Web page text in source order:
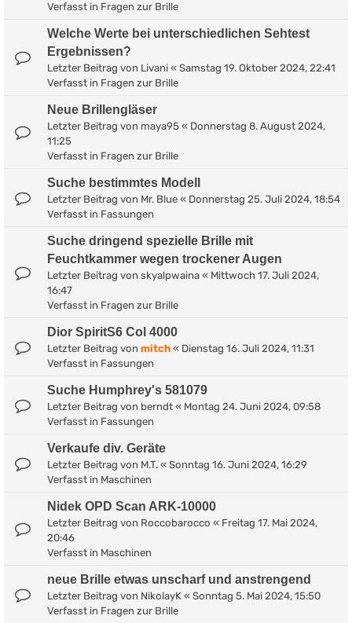
Verfasst in Fragen zur Brille
Welche Werte bei unterschiedlichen Sehtest
Ergebnissen?
Letzter Beitrag von Livani « Samstag 19. Oktober 2024, 22:41
Verfasst in Fragen zur Brille
Neue Brillengläser
Letzter Beitrag von maya95 « Donnerstag 8. August 2024,
11:25
Verfasst in Fragen zur Brille
Suche bestimmtes Modell
Letzter Beitrag von Mr. Blue « Donnerstag 25. Juli 2024, 18:54
Verfasst in Fassungen
Suche dringend spezielle Brille mit
Feuchtkammer wegen trockener Augen
Letzter Beitrag von skyalpwaina « Mittwoch 17. Juli 2024,
16:47
Verfasst in Fragen zur Brille
Dior SpiritS6 Col 4000
Letzter Beitrag von mitch « Dienstag 16. Juli 2024, 11:31
Verfasst in Fassungen
Suche Humphrey's 581079
Letzter Beitrag von berndt « Montag 24. Juni 2024, 09:58
Verfasst in Fassungen
Verkaufe div. Geräte
Letzter Beitrag von M.T. « Sonntag 16. Juni 2024, 16:29
Verfasst in Maschinen
Nidek OPD Scan ARK-10000
Letzter Beitrag von Roccobarocco « Freitag 17. Mai 2024,
20:46
Verfasst in Maschinen
neue Brille etwas unscharf und anstrengend
Letzter Beitrag von NikolayK « Sonntag 5. Mai 2024, 15:50
Verfasst in Fragen zur Brille